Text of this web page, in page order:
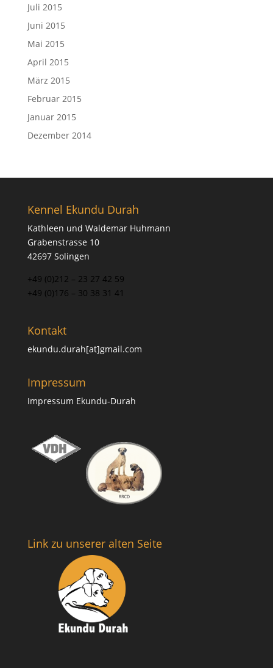
Juli 2015
Juni 2015
Mai 2015
April 2015
März 2015
Februar 2015
Januar 2015
Dezember 2014
Kennel Ekundu Durah
Kathleen und Waldemar Huhmann
Grabenstrasse 10
42697 Solingen
+49 (0)212 – 23 27 42 59
+49 (0)176 – 30 38 31 41
Kontakt
ekundu.durah[at]gmail.com
Impressum
Impressum Ekundu-Durah
Link zu unserer alten Seite